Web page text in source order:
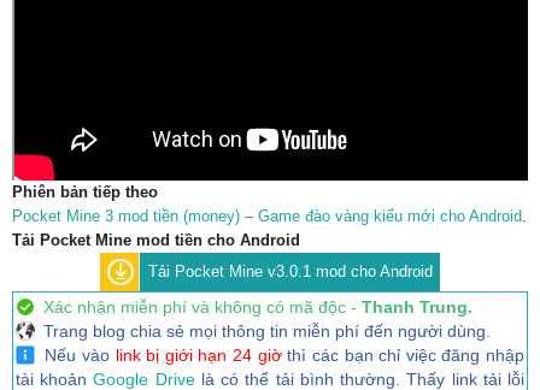
Phiên bản tiếp theo
Pocket Mine 3 mod tiền (money) – Game đào vàng kiểu mới cho Android
Tải Pocket Mine mod tiền cho Android
Tải Pocket Mine v3.0.1 mod cho Android
Xác nhận miễn phí và không có mã độc - Thanh Trung.
Trang blog chia sẻ mọi thông tin miễn phí đến người dùng.
Nếu vào link bị giới hạn 24 giờthì các bạn chỉ việc đăng nhập
tài khoảnGoogle Drivelà có thể tải bình thường. Thấy link tải lỗi